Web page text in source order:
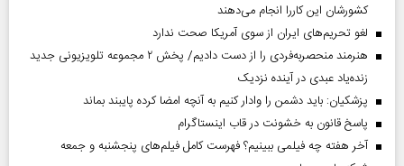
کشورشان این کاررا انجام می‌دهند
لغو تحریم‌های ایران از سوی آمریکا صحت ندارد
هنرمند منحصر‌به‌فردی را از دست دادیم/ پخش ۲ مجموعه تلویزیونی جدید
زنده‌یاد عبدی در آینده نزدیک
پزشکیان: باید دشمن را وادار کنیم به آنچه امضا کرده پایبند بماند
پاسخ قانون به خشونت در قاب اینستاگرام
آخر هفته چه فیلمی ببینیم؟ فهرست کامل فیلم‌های پنجشنبه و جمعه